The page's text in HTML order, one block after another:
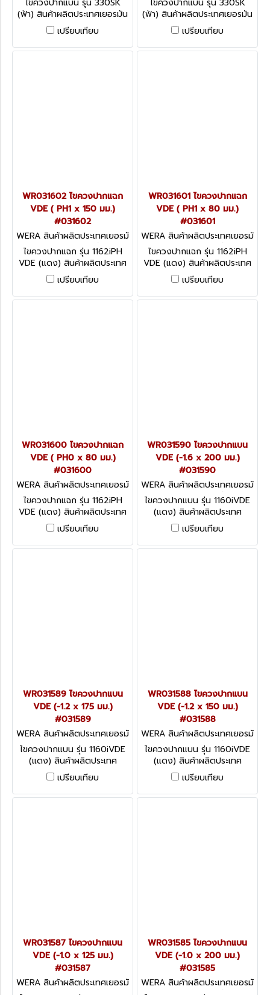
05009
ไขควงปากแบน รุ่น 330SK
(ฟ้า) สินค้าผลิตประเทศเยอรมัน
/ สินค้าประเทศเยอรมัน
เปรียบเทียบ
05003
ไขควงปากแบน รุ่น 330SK
(ฟ้า) สินค้าผลิตประเทศเยอรมัน
/ สินค้าประเทศเยอรมัน
เปรียบเทียบ
WR031602 ไขควงปากแฉก
VDE ( PH1 x 150 มม.)
#031602
WERA สินค้าผลิตประเทศเยอรมั
น / สินค้าประเทศเยอรมัน WR0
31602
ไขควงปากแฉก รุ่น 1162iPH
VDE (แดง) สินค้าผลิตประเทศ
เยอรมัน / สินค้าประเทศเยอรมัน
เปรียบเทียบ
WR031601 ไขควงปากแฉก
VDE ( PH1 x 80 มม.)
#031601
WERA สินค้าผลิตประเทศเยอรมั
น / สินค้าประเทศเยอรมัน WR0
31601
ไขควงปากแฉก รุ่น 1162iPH
VDE (แดง) สินค้าผลิตประเทศ
เยอรมัน / สินค้าประเทศเยอรมัน
เปรียบเทียบ
WR031600 ไขควงปากแฉก
VDE ( PH0 x 80 มม.)
#031600
WERA สินค้าผลิตประเทศเยอรมั
น / สินค้าประเทศเยอรมัน WR0
31600
ไขควงปากแฉก รุ่น 1162iPH
VDE (แดง) สินค้าผลิตประเทศ
เยอรมัน / สินค้าประเทศเยอรมัน
เปรียบเทียบ
WR031590 ไขควงปากแบน
VDE (-1.6 x 200 มม.)
#031590
WERA สินค้าผลิตประเทศเยอรมั
น / สินค้าประเทศเยอรมัน WR0
31590
ไขควงปากแบน รุ่น 1160iVDE
(แดง) สินค้าผลิตประเทศ
เยอรมัน / สินค้าประเทศเยอรมัน
เปรียบเทียบ
WR031589 ไขควงปากแบน
VDE (-1.2 x 175 มม.)
#031589
WERA สินค้าผลิตประเทศเยอรมั
น / สินค้าประเทศเยอรมัน WR0
31589
ไขควงปากแบน รุ่น 1160iVDE
(แดง) สินค้าผลิตประเทศ
เยอรมัน / สินค้าประเทศเยอรมัน
เปรียบเทียบ
WR031588 ไขควงปากแบน
VDE (-1.2 x 150 มม.)
#031588
WERA สินค้าผลิตประเทศเยอรมั
น / สินค้าประเทศเยอรมัน WR0
31588
ไขควงปากแบน รุ่น 1160iVDE
(แดง) สินค้าผลิตประเทศ
เยอรมัน / สินค้าประเทศเยอรมัน
เปรียบเทียบ
WR031587 ไขควงปากแบน
VDE (-1.0 x 125 มม.)
#031587
WERA สินค้าผลิตประเทศเยอรมั
WR031585 ไขควงปากแบน
VDE (-1.0 x 200 มม.)
#031585
WERA สินค้าผลิตประเทศเยอรมั